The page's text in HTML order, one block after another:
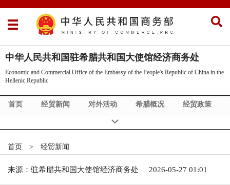
中华人民共和国驻希腊共和国大使馆经济商务处
Economic and Commercial Office of the Embassy of the People's Republic of China in the
Hellenic Republic
首页 经贸新闻 对外活动 希腊概况 经贸政策
首页 > 经贸新闻
来源：驻希腊共和国大使馆经济商务处 2026-05-27 01:01